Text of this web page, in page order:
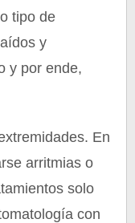
tipo de
y
y por ende,
En
arritmias o
solo
con